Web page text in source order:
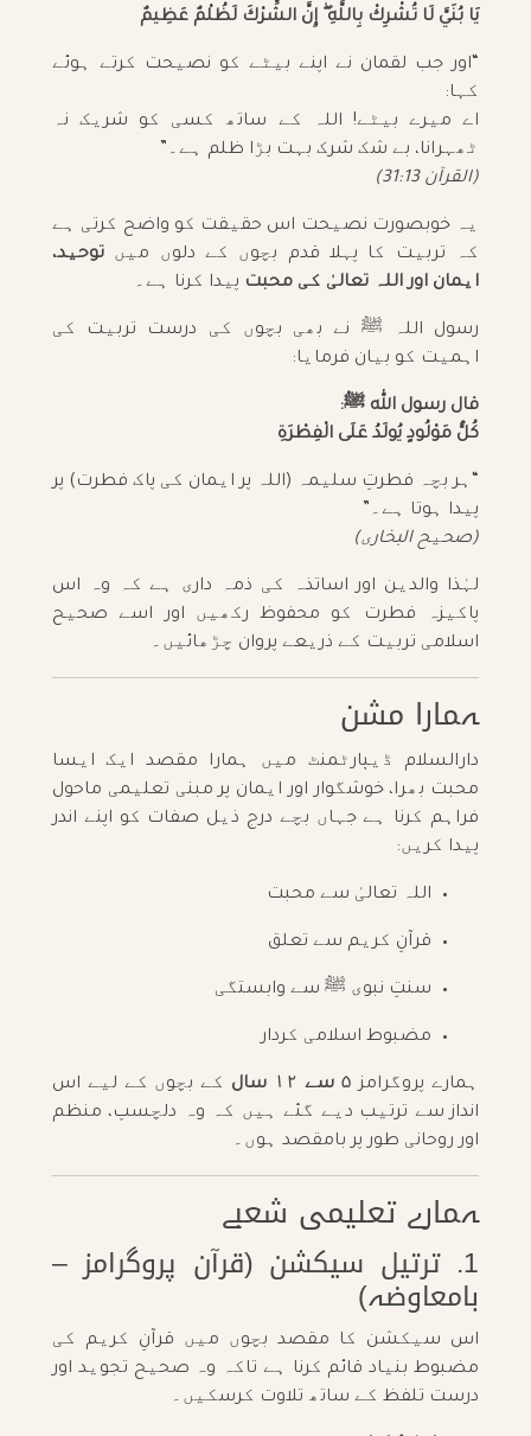
يَا بُنَيَّ لَا تُشْرِكْ بِاللَّهِ ۖ إِنَّ الشِّرْكَ لَظُلْمٌ عَظِيمٌ
“اور جب لقمان نے اپنے بیٹے کو نصیحت کرتے ہوئے
کہا:
اے میرے بیٹے! اللہ کے ساتھ کسی کو شریک نہ
ٹھہرانا، بے شک شرک بہت بڑا ظلم ہے۔”
(القرآن 31:13)
یہ خوبصورت نصیحت اس حقیقت کو واضح کرتی ہے
کہ تربیت کا پہلا قدم بچوں کے دلوں میں توحید،
ایمان اور اللہ تعالیٰ کی محبت پیدا کرنا ہے۔
رسول اللہ ﷺ نے بھی بچوں کی درست تربیت کی
اہمیت کو بیان فرمایا:
قال رسول الله ﷺ:
كُلُّ مَوْلُودٍ يُولَدُ عَلَى الْفِطْرَةِ
“ہر بچہ فطرتِ سلیمہ (اللہ پر ایمان کی پاک فطرت) پر
پیدا ہوتا ہے۔”
(صحیح البخاری)
لہٰذا والدین اور اساتذہ کی ذمہ داری ہے کہ وہ اس
پاکیزہ فطرت کو محفوظ رکھیں اور اسے صحیح
اسلامی تربیت کے ذریعے پروان چڑھائیں۔
ہمارا مشن
دارالسلام ڈیپارٹمنٹ میں ہمارا مقصد ایک ایسا
محبت بھرا، خوشگوار اور ایمان پر مبنی تعلیمی ماحول
فراہم کرنا ہے جہاں بچے درج ذیل صفات کو اپنے اندر
پیدا کریں:
اللہ تعالیٰ سے محبت
قرآنِ کریم سے تعلق
سنتِ نبوی ﷺ سے وابستگی
مضبوط اسلامی کردار
ہمارے پروگرامز ۵ سے ۱۲ سال
کے بچوں کے لیے اس
انداز سے ترتیب دیے گئے ہیں کہ وہ دلچسپ، منظم
اور روحانی طور پر بامقصد ہوں۔
ہمارے تعلیمی شعبے
1. ترتیل سیکشن (قرآن پروگرامز –
بامعاوضہ)
اس سیکشن کا مقصد بچوں میں قرآنِ کریم کی
مضبوط بنیاد قائم کرنا ہے تاکہ وہ صحیح تجوید اور
درست تلفظ کے ساتھ تلاوت کرسکیں۔